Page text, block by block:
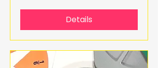
Details